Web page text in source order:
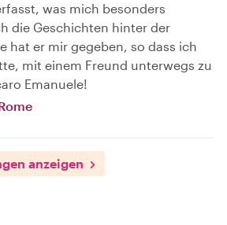
was mich besonders
die Geschichten hinter der
hat er mir gegeben, so dass ich
mit einem Freund unterwegs zu
Emanuele!
anzeigen